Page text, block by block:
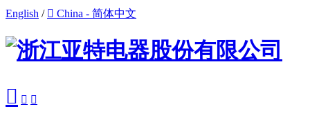
English /  China - 简体中文
  